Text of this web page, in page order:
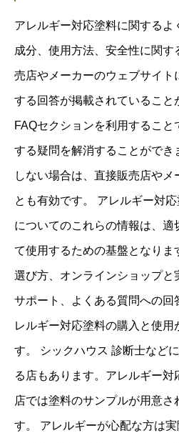
アレルギー対応塗料に関する
成分、使用方法、安全性に関す
売店やメーカーのウェブサイト
する回答が掲載されていること
FAQセクションを利用すること
する疑問を解消することができ
しない場合は、直接販売店やメ
とも有効です。 アレルギー対
についてのこれらの情報は、適
て使用するための基盤となりま
選び方、オンラインショップと
サポート、よくある質問への回
レルギー対応塗料の購入と使用
す。 シックハウス 診断士など
る店もあります。アレルギー対
店では塗料のサンプルが用意
す。 アレルギーが心配な方は